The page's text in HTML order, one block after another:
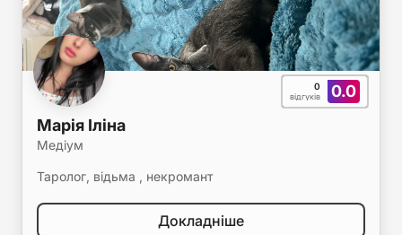
0.0
0
відгуків
Марія Іліна
Медіум
Таролог, відьма , некромант
Докладніше